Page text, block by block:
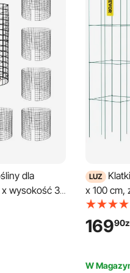
dla
wysokość 35
klatki na
i
metalowa
LUZ
x 100 cm,
klatek
owoców
16990
W